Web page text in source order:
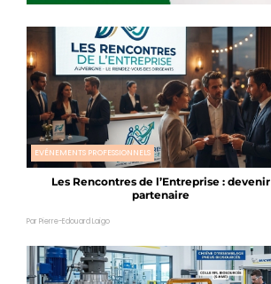
EVÉNEMENTS PROFESSIONNELS
Les Rencontres de l’Entreprise : devenir
partenaire
Par Pierre-Edouard Laigo